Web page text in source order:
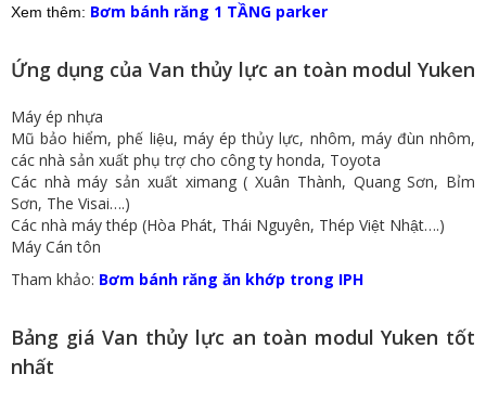
Xem thêm: Bơm bánh răng 1 TẦNG parker
Ứng dụng của Van thủy lực an toàn modul Yuken
Máy ép nhựa
Mũ bảo hiểm, phế liệu, máy ép thủy lực, nhôm, máy đùn nhôm,
các nhà sản xuất phụ trợ cho công ty honda, Toyota
Các nhà máy sản xuất ximang ( Xuân Thành, Quang Sơn, Bỉm
Sơn, The Visai….)
Các nhà máy thép (Hòa Phát, Thái Nguyên, Thép Việt Nhật….)
Máy Cán tôn
​Tham khảo: Bơm bánh răng ăn khớp trong IPH
Bảng giá Van thủy lực an toàn modul Yuken tốt
nhất